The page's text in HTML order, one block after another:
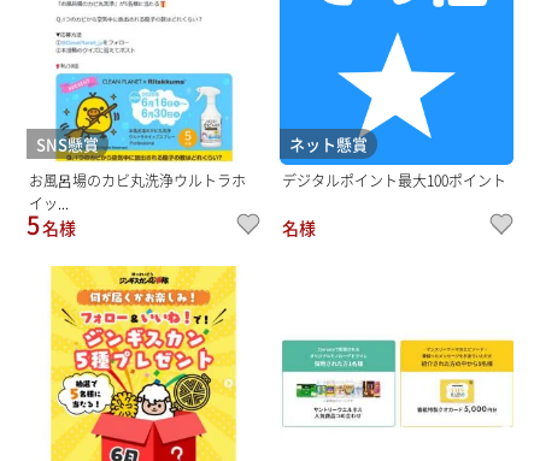
SNS懸賞
お風呂場のカビ丸洗浄ウルトラホ
イッ...
5名様
ネット懸賞
デジタルポイント最大100ポイント
名様